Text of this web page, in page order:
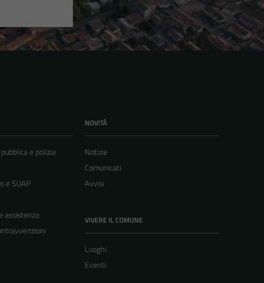
e polizia
e SUAP
assistenza
NOVITÀ
Notizie
Comunicati
Avvisi
VIVERE IL COMUNE
Luoghi
Eventi